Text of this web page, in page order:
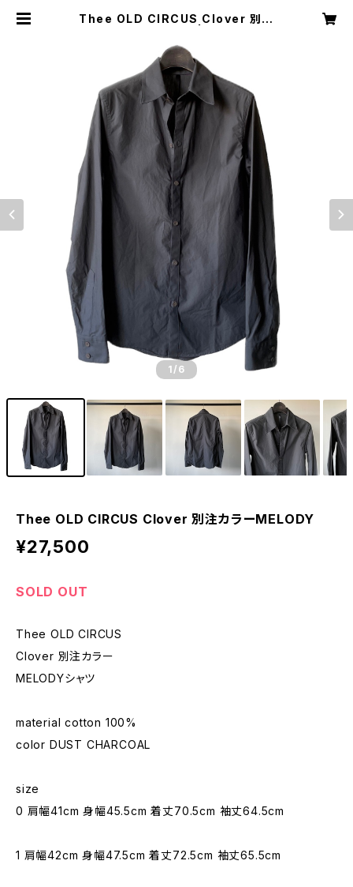
Thee OLD CIRCUS Clover 別注
1 /6
Thee OLD CIRCUS Clover 別注カラーMELODY
¥27,500
SOLD OUT
Thee OLD CIRCUS
Clover 別注カラー
MELODYシャツ
material cotton 100%
color DUST CHARCOAL
size
0 肩幅41cm 身幅45.5cm 着丈70.5cm 袖丈64.5cm
1 肩幅42cm 身幅47.5cm 着丈72.5cm 袖丈65.5cm